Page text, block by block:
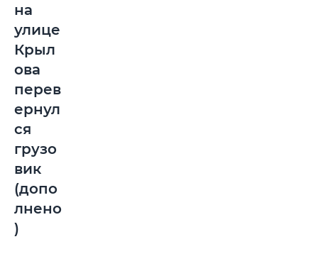
на
улице
Крыл
ова
перев
ернул
ся
грузо
вик
(допо
лнено
)